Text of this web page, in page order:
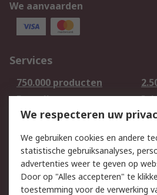
We aanvaarden
Services
750.000 producten
Bestellen
Retouren
Track & Trace
Wettelijk
Cookiebeleid
We respecteren uw
We gebruiken cookies en andere
statistische gebruiksanalyses,
advertenties weer te geven op
Door op "Alles accepteren" te
toestemming voor de verwerking